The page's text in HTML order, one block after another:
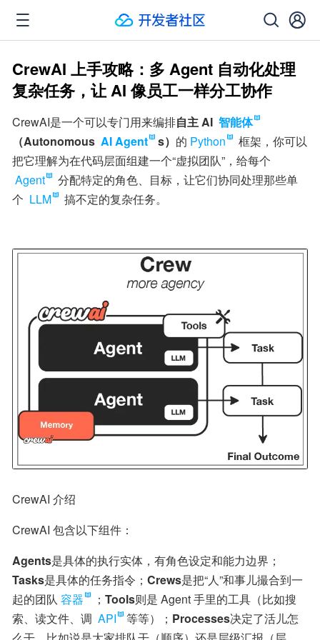
CrewAI 上手攻略：多 Agent 自动化处理
复杂任务，让 AI 像员工一样分工协作
CrewAI是一个可以专门用来编排自主 AI 智能体
（Autonomous AI Agent s） 的 Python
框架，你可以
Agent
分配特定的角色、目标，让它们协同处理那些单
个 LLM 搞不定的复杂任务。
CrewAI 介绍
CrewAI 包含以下组件：
Agents是具体的执行实体，有角色设定和能力边界；
Tasks是具体的任务指令； Crews是把“人”和事儿撮合到一
起的团队 容器 ； Tools则是 Agent 手里的工具（比如搜
索、读文件、调 API 等等）； Processes决定了活儿怎